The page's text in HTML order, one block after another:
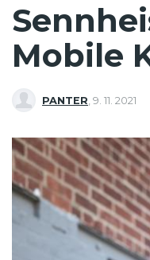
Mobile
PANTER 9. 11. 2021